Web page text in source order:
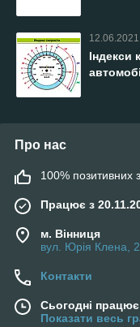
12.06.2021
Індекси
Про нас
100% позитивних з
Працює з
м. Вінниця
вул. Юрія Клена,
Контакти
Сьогодні
Показати весь